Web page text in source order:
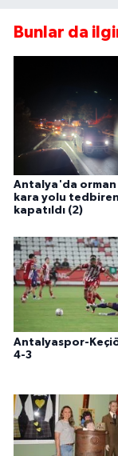
Bunlar da
Antalya'da orman
kara yolu tedbiren
kapatıldı (2)
Antalyaspor-
4-3